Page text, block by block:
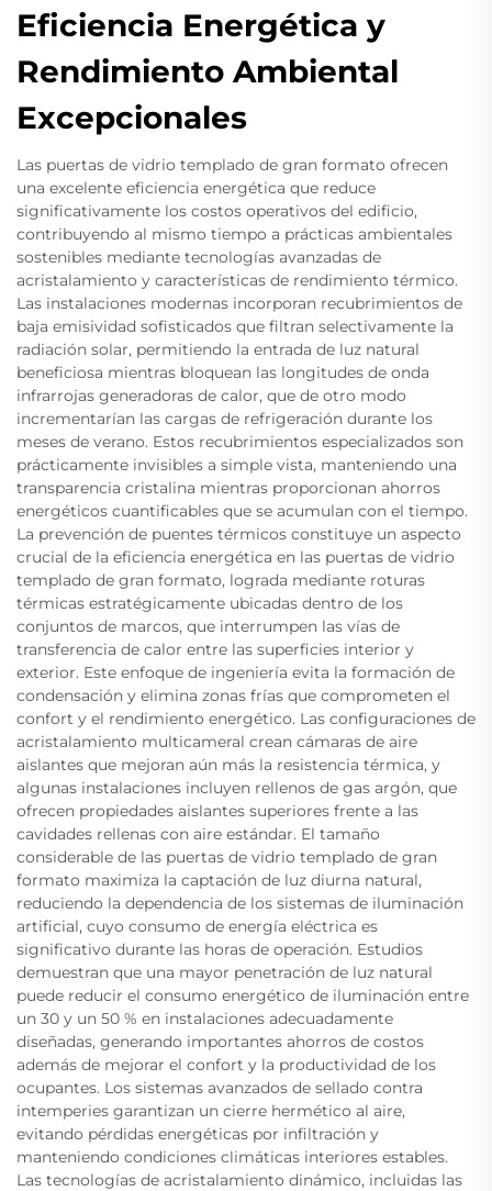
Eficiencia Energética y
Rendimiento Ambiental
Excepcionales
Las puertas de vidrio templado de gran formato ofrecen
una excelente eficiencia energética que reduce
significativamente los costos operativos del edificio,
contribuyendo al mismo tiempo a prácticas ambientales
sostenibles mediante tecnologías avanzadas de
acristalamiento y características de rendimiento térmico.
Las instalaciones modernas incorporan recubrimientos de
baja emisividad sofisticados que filtran selectivamente la
radiación solar, permitiendo la entrada de luz natural
beneficiosa mientras bloquean las longitudes de onda
infrarrojas generadoras de calor, que de otro modo
incrementarían las cargas de refrigeración durante los
meses de verano. Estos recubrimientos especializados son
prácticamente invisibles a simple vista, manteniendo una
transparencia cristalina mientras proporcionan ahorros
energéticos cuantificables que se acumulan con el tiempo.
La prevención de puentes térmicos constituye un aspecto
crucial de la eficiencia energética en las puertas de vidrio
templado de gran formato, lograda mediante roturas
térmicas estratégicamente ubicadas dentro de los
conjuntos de marcos, que interrumpen las vías de
transferencia de calor entre las superficies interior y
exterior. Este enfoque de ingeniería evita la formación de
condensación y elimina zonas frías que comprometen el
confort y el rendimiento energético. Las configuraciones de
acristalamiento multicameral crean cámaras de aire
aislantes que mejoran aún más la resistencia térmica, y
algunas instalaciones incluyen rellenos de gas argón, que
ofrecen propiedades aislantes superiores frente a las
cavidades rellenas con aire estándar. El tamaño
considerable de las puertas de vidrio templado de gran
formato maximiza la captación de luz diurna natural,
reduciendo la dependencia de los sistemas de iluminación
artificial, cuyo consumo de energía eléctrica es
significativo durante las horas de operación. Estudios
demuestran que una mayor penetración de luz natural
puede reducir el consumo energético de iluminación entre
un 30 y un 50 % en instalaciones adecuadamente
diseñadas, generando importantes ahorros de costos
además de mejorar el confort y la productividad de los
ocupantes. Los sistemas avanzados de sellado contra
intemperies garantizan un cierre hermético al aire,
evitando pérdidas energéticas por infiltración y
manteniendo condiciones climáticas interiores estables.
Las tecnologías de acristalamiento dinámico, incluidas las